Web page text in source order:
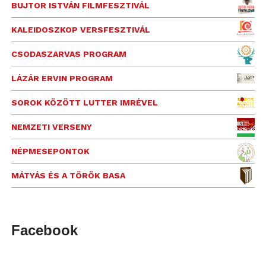
BUJTOR ISTVÁN FILMFESZTIVÁL
KALEIDOSZKOP VERSFESZTIVÁL
CSODASZARVAS PROGRAM
LÁZÁR ERVIN PROGRAM
SOROK KÖZÖTT LUTTER IMRÉVEL
NEMZETI VERSENY
NÉPMESEPONTOK
MÁTYÁS ÉS A TÖRÖK BASA
Facebook